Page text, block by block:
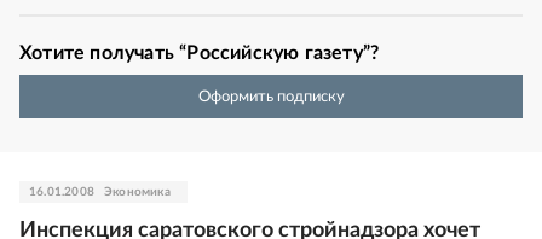
Хотите получать “Российскую газету”?
Оформить подписку
16.01.2008 Экономика
Инспекция саратовского стройнадзора хочет